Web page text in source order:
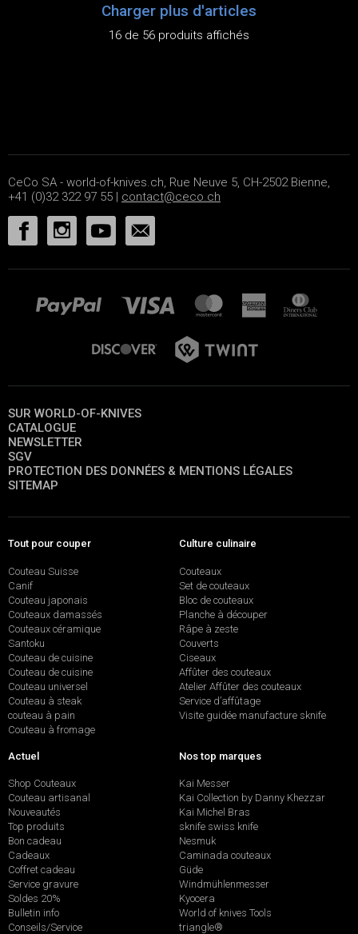
Charger plus d'articles
16 de 56 produits affichés
CeCo SA - world-of-knives.ch, Rue Neuve 5, CH-2502 Bienne,
+41 (0)32 322 97 55 | contact@ceco.ch
SUR WORLD-OF-KNIVES
CATALOGUE
NEWSLETTER
SGV
PROTECTION DES DONNÉES & MENTIONS LÉGALES
SITEMAP
Tout pour couper
Couteau Suisse
Canif
Couteau japonais
Couteaux damassés
Couteaux céramique
Santoku
Couteau de cuisine
Couteau de cuisine
Couteau universel
Couteau à steak
couteau à pain
Couteau à fromage
Culture culinaire
Couteaux
Set de couteaux
Bloc de couteaux
Planche à découper
Râpe à zeste
Couverts
Ciseaux
Affûter des couteaux
Atelier Affûter des couteaux
Service d’affûtage
Visite guidée manufacture sknife
Actuel
Shop Couteaux
Couteau artisanal
Nouveautés
Top produits
Bon cadeau
Cadeaux
Coffret cadeau
Service gravure
Soldes 20%
Bulletin info
Conseils/Service
Nos top marques
Kai Messer
Kai Collection by Danny Khezzar
Kai Michel Bras
sknife swiss knife
Nesmuk
Caminada couteaux
Güde
Windmühlenmesser
Kyocera
World of knives Tools
triangle®